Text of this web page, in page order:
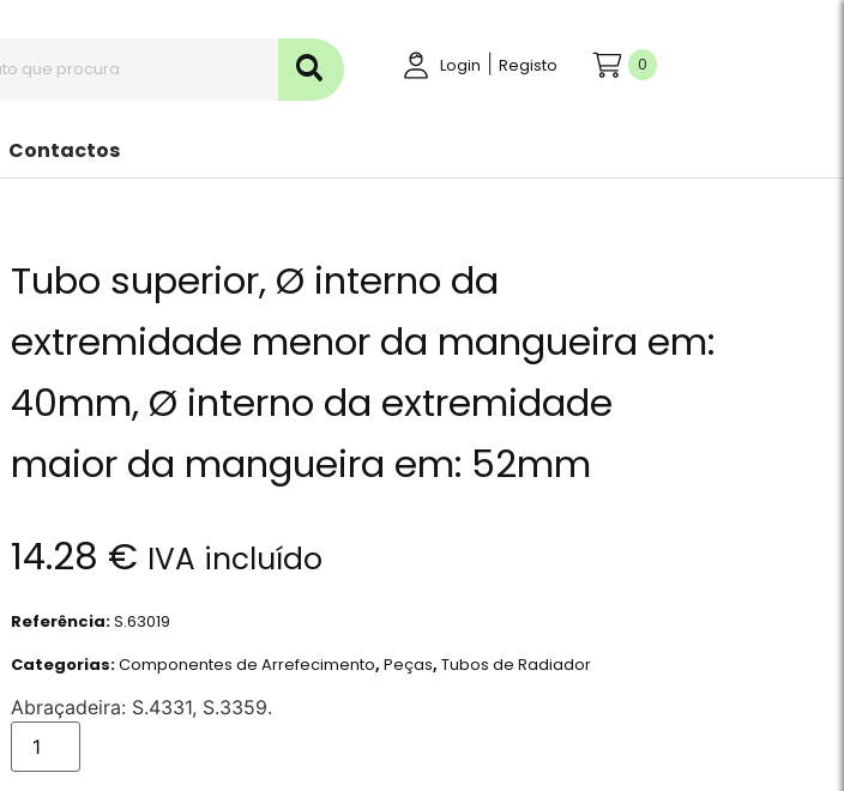
Login Registo 0
Contactos
Tubo superior, Ø interno da
extremidade menor da mangueira em:
40mm, Ø interno da extremidade
maior da mangueira em: 52mm
14.28 € IVA incluído
Referência:S.63019
Categorias:Componentes de Arrefecimento,Peças,Tubos de Radiador
Abraçadeira: S.4331, S.3359.